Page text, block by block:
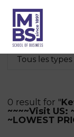
Tous les
0 result for "
~~~~Visit
~LOWEST